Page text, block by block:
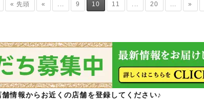
« 先頭 « ... 9 10 11 ... 20 ... »
舗情報からお近くの店舗を登録してください♪